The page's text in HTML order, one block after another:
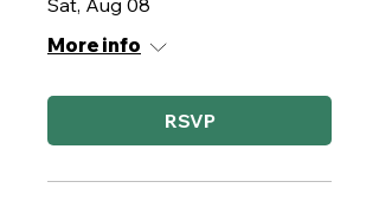
Sat, Aug 08
More info
RSVP